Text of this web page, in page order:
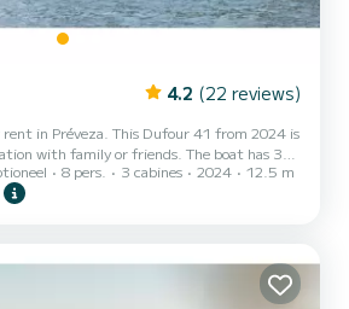
4.2 (22 reviews)
in Préveza. This Dufour 41 from 2024 is
family or friends. The boat has 3
and a capacity of 8 people. With an overall
be your best ally to spend an
8 pers. 3 cabines 2024 12.5 m